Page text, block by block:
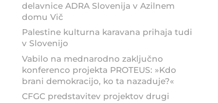
delavnice ADRA Slovenija v Azilnem
domu Vič
Palestine kulturna karavana prihaja tudi
v Slovenijo
Vabilo na mednarodno zaključno
konferenco projekta PROTEUS: »Kdo
brani demokracijo, ko ta nazaduje?«
CFGC predstavitev projektov drugi